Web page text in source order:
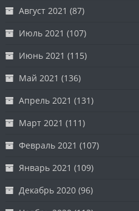
Август 2021 (87)
Июль 2021 (107)
Июнь 2021 (115)
Май 2021 (136)
Апрель 2021 (131)
Март 2021 (111)
Февраль 2021 (107)
Январь 2021 (109)
Декабрь 2020 (96)